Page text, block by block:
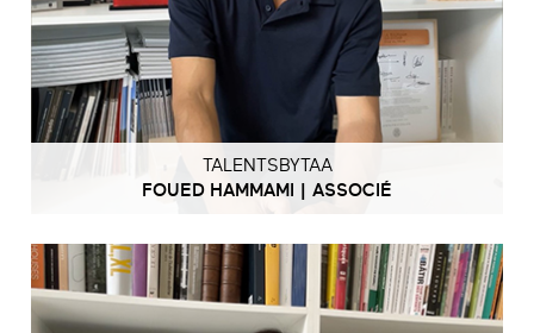
TALENTSBYTAA
FOUED HAMMAMI | ASSOCIÉ